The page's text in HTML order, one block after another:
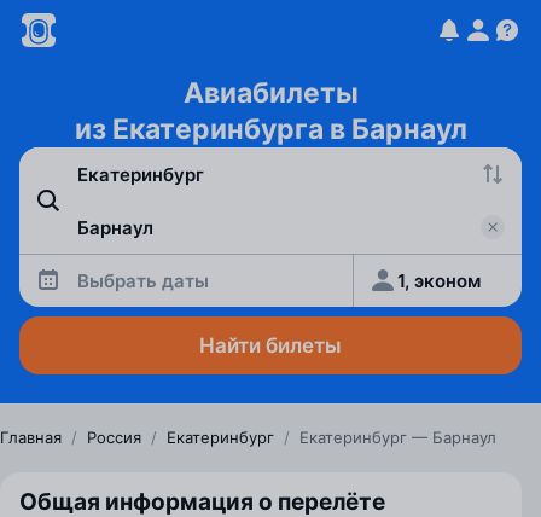
Авиабилеты
из Екатеринбурга в Барнаул
Выбрать даты 1, эконом
Найти билеты
Главная / Россия / Екатеринбург / Екатеринбург — Барнаул
Общая информация о перелёте